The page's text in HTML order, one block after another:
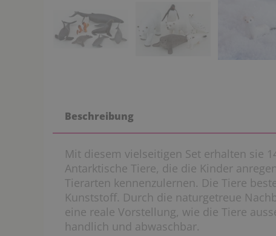
Beschreibung
Mit diesem vielseitigen Set erhalten sie
Antarktische Tiere, die die Kinder
Tierarten kennenzulernen. Die Tiere
Kunststoff. Durch die naturgetreue
eine reale Vorstellung, wie die Tiere
handlich und abwaschbar.